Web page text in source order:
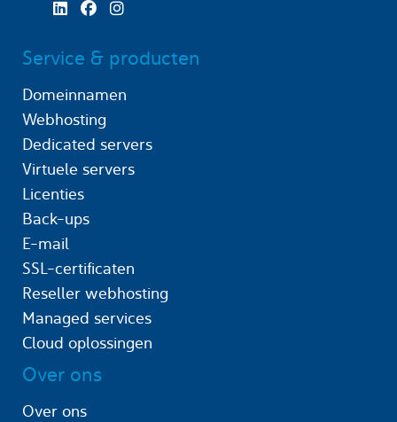
Service & producten
Domeinnamen
Webhosting
Dedicated servers
Virtuele servers
Licenties
Back-ups
E-mail
SSL-certificaten
Reseller webhosting
Managed services
Cloud oplossingen
Over ons
Over ons